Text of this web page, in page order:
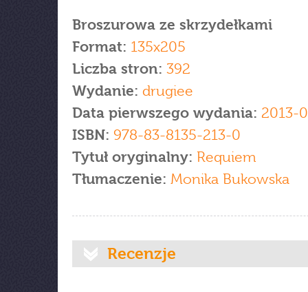
Broszurowa ze skrzydełkami
Format: 135x205
Liczba stron: 392
Wydanie: drugiee
Data pierwszego wydania: 2013-
ISBN: 978-83-8135-213-0
Tytuł oryginalny: Requiem
Tłumaczenie: Monika Bukowska
Recenzje